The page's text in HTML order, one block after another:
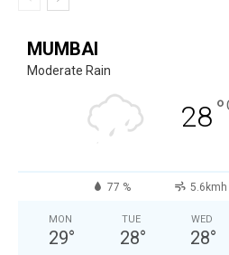
MUMBAI
Moderate Rain
28°
77 % 5.6kmh
MON
29°
TUE
28°
WED
28°